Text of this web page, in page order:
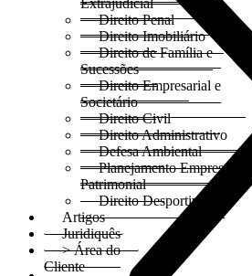
Extrajudicial
Direito Penal
Direito Imobiliário
Direito de Família e
Sucessões
Direito Empresarial e
Societário
Direito Civil
Direito Administrativo
Defesa Ambiental
Planejamento Empresarial e
Patrimonial
Direito Desportivo
Artigos
Juridiquês
> Área do
Cliente